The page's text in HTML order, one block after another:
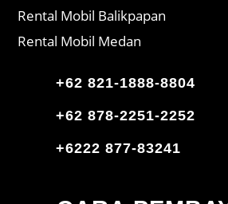
Rental Mobil Balikpapan
Rental Mobil Medan
+62 821-1888-8804
+62 878-2251-2252
+6222 877-83241